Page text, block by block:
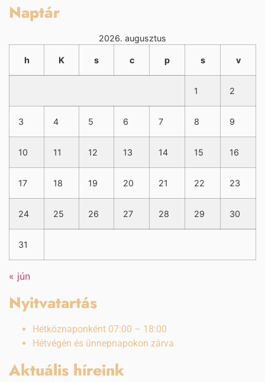
Naptár
2026. augusztus
h K s c p s v
1 2
3 4 5 6 7 8 9
10 11 12 13 14 15 16
17 18 19 20 21 22 23
24 25 26 27 28 29 30
31
« jún
Nyitvatartás
Hétköznaponként 07:00 – 18:00
Hétvégén és ünnepnapokon zárva
Aktuális híreink